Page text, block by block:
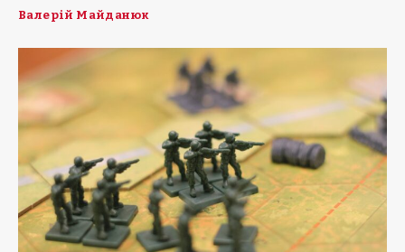
Валерій Майданюк